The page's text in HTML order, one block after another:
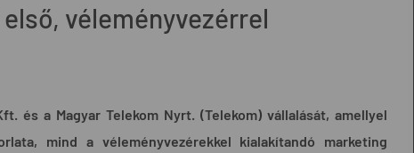
véleményvezérrel
és a Magyar Telekom Nyrt. (Telekom) vállalását, amellyel
mind a véleményvezérekkel kialakítandó marketing